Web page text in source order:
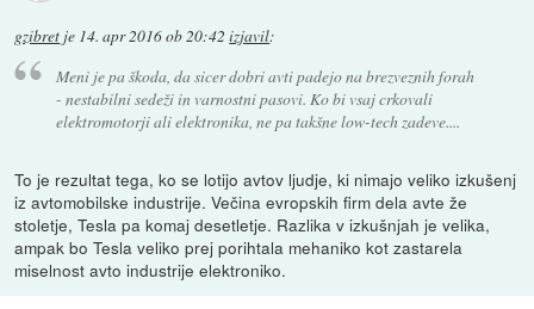
gzibret je 14. apr 2016 ob 20:42 izjavil:
Meni je pa škoda, da sicer dobri avti padejo na brezveznih forah
- nestabilni sedeži in varnostni pasovi. Ko bi vsaj crkovali
elektromotorji ali elektronika, ne pa takšne low-tech zadeve....
To je rezultat tega, ko se lotijo avtov ljudje, ki nimajo veliko izkušenj
iz avtomobilske industrije. Večina evropskih firm dela avte že
stoletje, Tesla pa komaj desetletje. Razlika v izkušnjah je velika,
ampak bo Tesla veliko prej porihtala mehaniko kot zastarela
miselnost avto industrije elektroniko.